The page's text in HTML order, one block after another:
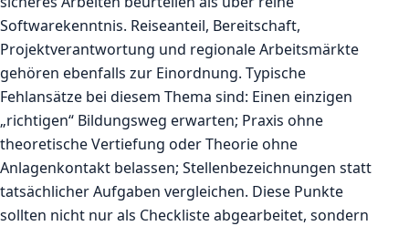
Softwarekenntnis. Reiseanteil, Bereitschaft,
Projektverantwortung und regionale Arbeitsmärkte
gehören ebenfalls zur Einordnung. Typische
Fehlansätze bei diesem Thema sind: Einen einzigen
„richtigen“ Bildungsweg erwarten; Praxis ohne
theoretische Vertiefung oder Theorie ohne
Anlagenkontakt belassen; Stellenbezeichnungen statt
tatsächlicher Aufgaben vergleichen. Diese Punkte
sollten nicht nur als Checkliste abgearbeitet, sondern